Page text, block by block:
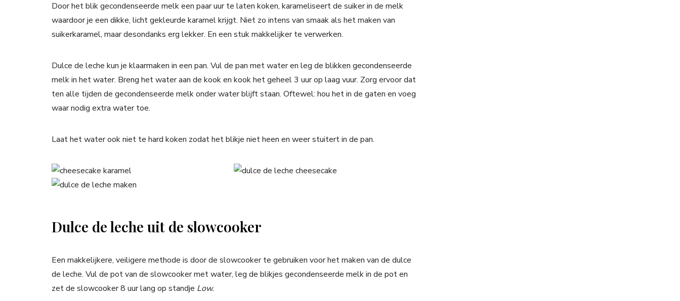
Door het blik gecondenseerde melk een paar uur te laten koken, karameliseert de suiker in de melk
waardoor je een dikke, licht gekleurde karamel krijgt. Niet zo intens van smaak als het maken van
suikerkaramel, maar desondanks erg lekker. En een stuk makkelijker te verwerken.
Dulce de leche kun je klaarmaken in een pan. Vul de pan met water en leg de blikken gecondenseerde
melk in het water. Breng het water aan de kook en kook het geheel 3 uur op laag vuur. Zorg ervoor dat
ten alle tijden de gecondenseerde melk onder water blijft staan. Oftewel: hou het in de gaten en voeg
waar nodig extra water toe.
Laat het water ook niet te hard koken zodat het blikje niet heen en weer stuitert in de pan.
Dulce de leche uit de slowcooker
Een makkelijkere, veiligere methode is door de slowcooker te gebruiken voor het maken van de dulce
de leche. Vul de pot van de slowcooker met water, leg de blikjes gecondenseerde melk in de pot en
zet de slowcooker 8 uur lang op standje Low.